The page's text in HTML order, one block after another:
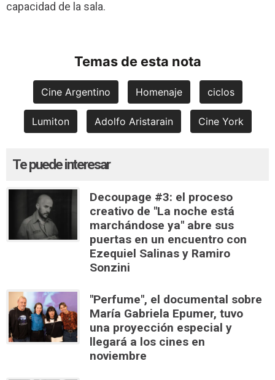
capacidad de la sala.
Temas de esta nota
Cine Argentino Homenaje ciclos
Lumiton Adolfo Aristarain Cine York
Te puede interesar
Decoupage #3: el proceso
creativo de "La noche está
marchándose ya" abre sus
puertas en un encuentro con
Ezequiel Salinas y Ramiro
Sonzini
"Perfume", el documental sobre
María Gabriela Epumer, tuvo
una proyección especial y
llegará a los cines en
noviembre